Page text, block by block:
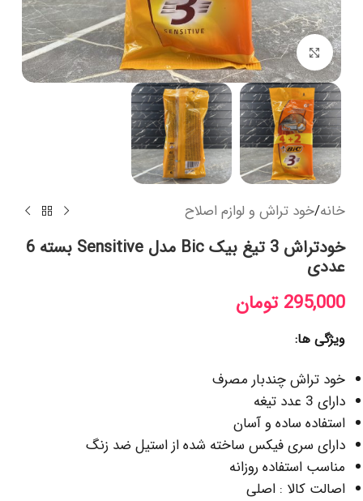
بزرگنمایی تصویر
خانه/خود تراش و لوازم اصلاح
خودتراش 3 تیغ بیک Bic مدل Sensitive بسته 6
عددی
295,000 تومان
ویژگی‌ ها:
خود تراش چندبار مصرف
دارای 3 عدد تیغه
استفاده ساده و آسان
دارای سری فیکس ساخته شده از استیل ضد زنگ
مناسب استفاده روزانه
اصالت کالا : اصلی